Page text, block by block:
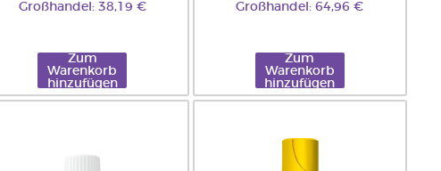
Großhandel: 38,19 €
Zum
Warenkorb
hinzufügen
Großhandel: 64,96 €
Zum
Warenkorb
hinzufügen